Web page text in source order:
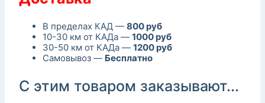
В пределах КАД — 800 руб
10-30 км от КАДа — 1000 руб
30-50 км от КАДа — 1200 руб
Самовывоз — Бесплатно
С этим товаром заказывают...